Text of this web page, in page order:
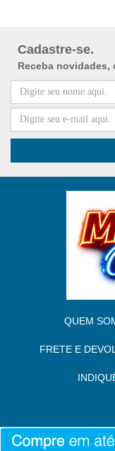
Cadastre-se.
Receba novidades,
QUEM
FRETE E